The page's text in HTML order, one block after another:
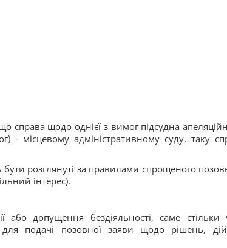
справа щодо однієї з вимог підсудна
- місцевому адміністративному суду, таку
розглянуті за правилами спрощеного
інтерес).
допущення бездіяльності, саме стільки
для подачі позовної заяви щодо рішень,